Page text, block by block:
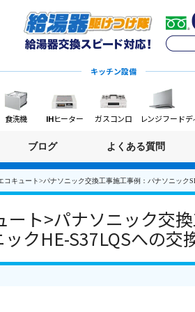
キッチン設備
食洗機 IHヒーター ガスコンロ レンジフードデ
ブログ よくある質問
コキュート>パナソニック交換工事施工事例：パナソニック
ト>パナソニック交
クHE-S37LQSへの交